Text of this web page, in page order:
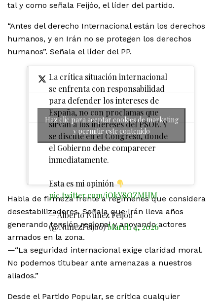
tal y como señala Feijóo, el líder del partido.
“Antes del derecho Internacional están los derechos
humanos, y en Irán no se protegen los derechos
humanos”. Señala el líder del PP.
La crítica situación internacional
se enfrenta con responsabilidad
para defender los intereses de
España, no con proclamas que
sirvan a los intereses del PSOE. Y
se discute en el Congreso, donde
el Gobierno debe comparecer
inmediatamente.
Esta es mi opinión
pic.twitter.com/iOkYSOZMHM
— Alberto Núñez Feijóo
(@NunezFeijoo)March 4, 2026
Haz clic para aceptar cookies de marketing
y permitir este contenido
Habla de firmeza frente a regímenes que considera
desestabilizadores. Señala que Irán lleva años
generando tensión regional y apoyando actores
armados en la zona.
—“La seguridad internacional exige claridad moral.
No podemos titubear ante amenazas a nuestros
aliados.”
Desde el Partido Popular, se crítica cualquier